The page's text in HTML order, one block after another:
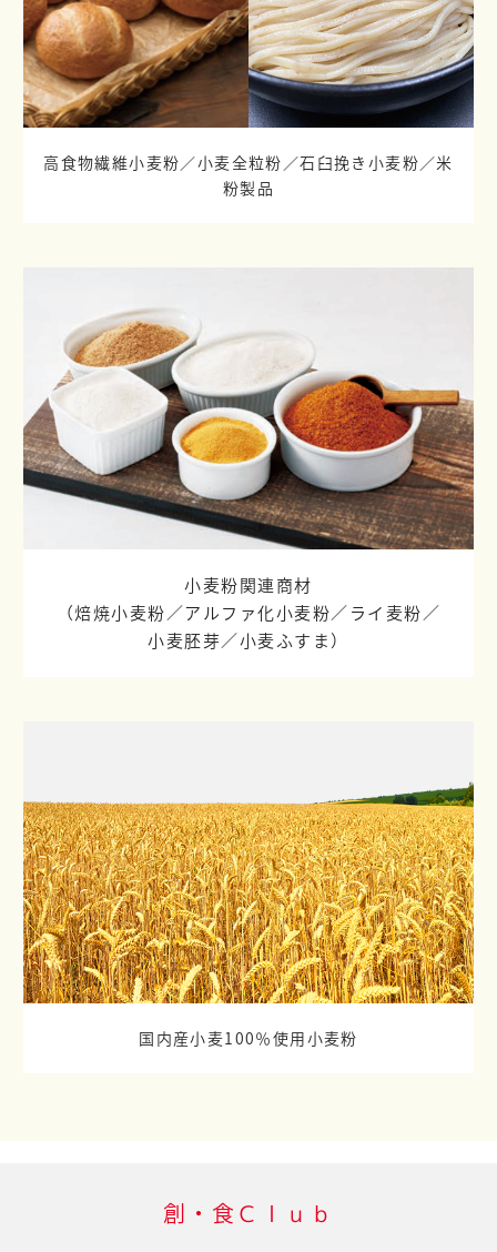
高食物繊維小麦粉／小麦全粒粉／石臼挽き小麦粉／米
粉製品
小麦粉関連商材
（焙焼小麦粉／アルファ化小麦粉／ライ麦粉／
小麦胚芽／小麦ふすま）
国内産小麦100％使用小麦粉
創・食Ｃｌｕｂ